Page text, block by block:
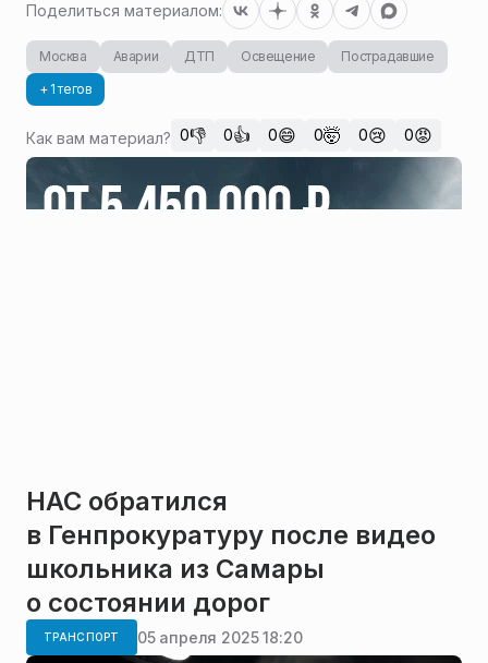
Поделиться материалом:
Москва Аварии ДТП Освещение
Пострадавшие
+ 1 тегов
Как вам материал? 0👎 0👍 0😄 0🤯 0😢 0😡
НАС обратился
в Генпрокуратуру после видео
школьника из Самары
о состоянии дорог
ТРАНСПОРТ 05 апреля 2025 18:20